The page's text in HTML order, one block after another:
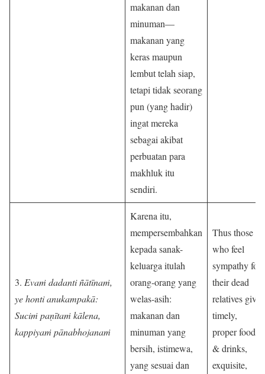
makanan dan
minuman—
makanan yang
keras maupun
lembut telah siap,
tetapi tidak seorang
pun (yang hadir)
ingat mereka
sebagai akibat
perbuatan para
makhluk itu
sendiri.
3. Evaṁ dadanti ñātīnaṁ,
ye honti anukampakā:
Suciṁ paṇītaṁ kālena,
kappiyaṁ pānabhojanaṁ
Karena itu,
mempersembahkan
kepada sanak-
keluarga itulah
orang-orang yang
welas-asih:
makanan dan
minuman yang
bersih, istimewa,
yang sesuai dan
Thus those
who feel
sympathy for
their dead
relatives give
timely,
proper food
& drinks,
exquisite,